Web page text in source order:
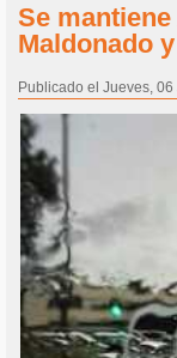
Se
Maldonado
Publicado el Jueves,